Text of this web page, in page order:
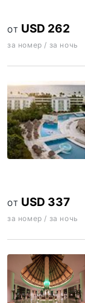
ОТ USD 262
за номер / за ночь
ОТ USD 337
за номер / за ночь